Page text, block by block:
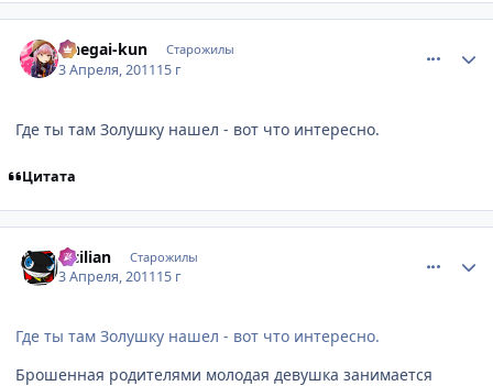
Onegai-kun Старожилы
3 Апреля, 201115 г
Где ты там Золушку нашел - вот что интересно.
Цитата
Sicilian Старожилы
3 Апреля, 201115 г
Где ты там Золушку нашел - вот что интересно.
Брошенная родителями молодая девушка занимается